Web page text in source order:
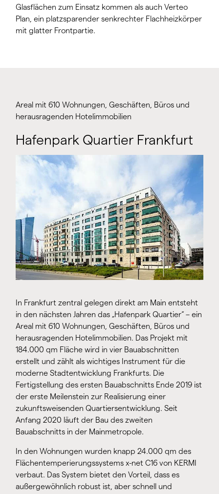
Glasflächen zum Einsatz kommen als auch Verteo
Plan, ein platzsparender senkrechter Flachheizkörper
mit glatter Frontpartie.
Areal mit 610 Wohnungen, Geschäften, Büros und
herausragenden Hotelimmobilien
Hafenpark Quartier Frankfurt
In Frankfurt zentral gelegen direkt am Main entsteht
in den nächsten Jahren das „Hafenpark Quartier“ – ein
Areal mit 610 Wohnungen, Geschäften, Büros und
herausragenden Hotelimmobilien. Das Projekt mit
184.000 qm Fläche wird in vier Bauabschnitten
erstellt und zählt als wichtiges Instrument für die
moderne Stadtentwicklung Frankfurts. Die
Fertigstellung des ersten Bauabschnitts Ende 2019 ist
der erste Meilenstein zur Realisierung einer
zukunftsweisenden Quartiersentwicklung. Seit
Anfang 2020 läuft der Bau des zweiten
Bauabschnitts in der Mainmetropole.
In den Wohnungen wurden knapp 24.000 qm des
Flächentemperierungssystems x-net C16 von KERMI
verbaut. Das System bietet den Vorteil, dass es
außergewöhnlich robust ist, aber schnell und